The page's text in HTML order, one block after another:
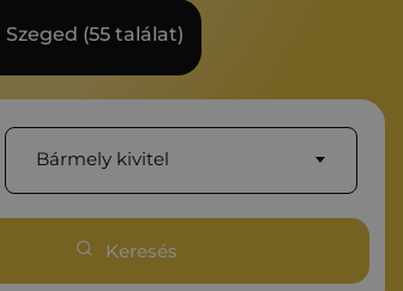
Szeged (55 találat)
Bármely kivitel
Keresés